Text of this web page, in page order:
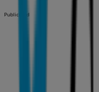
Publicidad